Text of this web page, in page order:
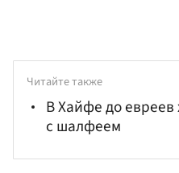
Читайте также
В Хайфе до
с шалфеем